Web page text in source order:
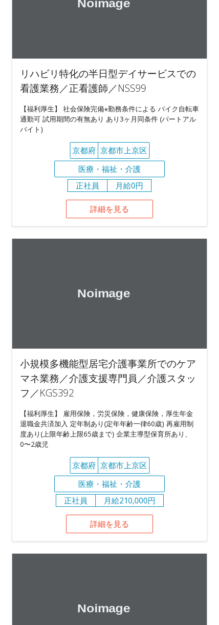
リハビリ特化の半日型デイサービスでの
看護業務／正看護師／NSS99
【福利厚生】 社会保険完備※勤務条件による バイク自転車
通勤可 試用期間の有無あり あり3ヶ月同条件 (パートアル
バイト)
京都府 京都市上京区
医療・福祉・介護
正社員
月給0円
詳細を見る
小規模多機能型居宅介護事業所でのケア
マネ業務／介護支援専門員／介護スタッ
フ／KGS392
【福利厚生】 雇用保険，労災保険，健康保険，厚生年金
退職金共済加入 定年制あり(定年年齢一律60歳) 再雇用制
度あり(上限年齢上限65歳まで) 企業主導型保育所あり、
0〜2歳児
京都府 京都市上京区
医療・福祉・介護
正社員
月給210,000円
詳細を見る